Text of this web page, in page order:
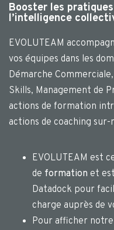
Booster les
l’intelligence
EVOLUTEAM
vos équipes dans les
Démarche
Skills, Management de
actions de formation
actions de coaching sur-
EVOLUTEAM est
de formation et
Datadock pour
charge auprès de
Pour afficher